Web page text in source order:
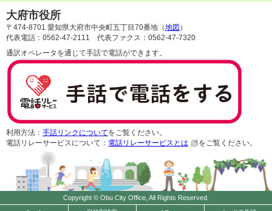
大府市役所
〒474-8701 愛知県大府市中央町五丁目70番地（地図 ）
代表電話：0562-47-2111 代表ファクス：0562-47-7320
通訳オペレータを通じて手話で電話ができます。
利用方法： 手話リンクについてをご覧ください。
電話リレーサービスについて： 電話リレーサービスとは をご覧ください。
Copyright © Obu City Office, All Rights Reserved.